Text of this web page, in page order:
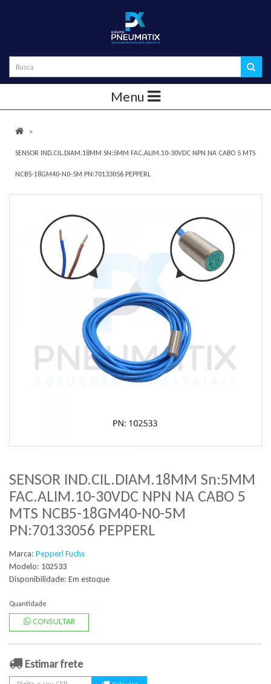
Menu
SENSOR IND.CIL.DIAM.18MM SN:5MM FAC.ALIM.10-30VDC NPN NA CABO 5 MTS
NCB5-18GM40-N0-5M PN:70133056 PEPPERL
SENSOR IND.CIL.DIAM.18MM Sn:5MM
FAC.ALIM.10-30VDC NPN NA CABO 5
MTS NCB5-18GM40-N0-5M
PN:70133056 PEPPERL
Marca: Pepperl Fuchs
Modelo: 102533
Disponibilidade: Em estoque
Quantidade
CONSULTAR
Estimar frete